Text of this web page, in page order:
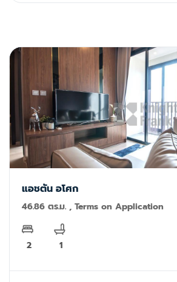
primesales@th.knightfrank.com
แอชตัน อโศก
46.86 ตร.ม. , Terms on Application
2 1